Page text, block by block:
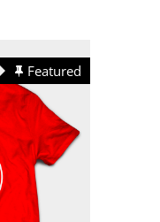
Featured